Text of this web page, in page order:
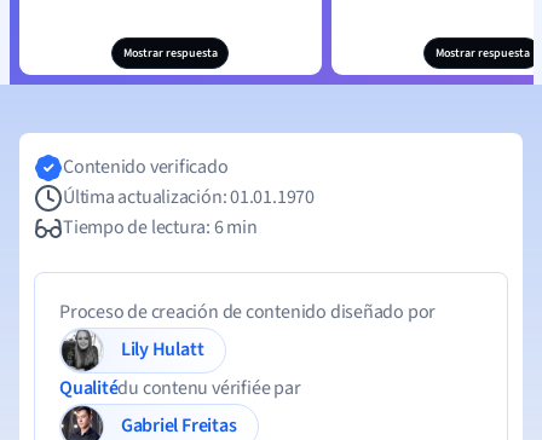
Mostrar respuesta Mostrar respuesta
Contenido verificado
Última actualización: 01.01.1970
Tiempo de lectura: 6 min
Proceso de creación de contenido diseñado por
Lily Hulatt
Qualitédu contenu vérifiée par
Gabriel Freitas